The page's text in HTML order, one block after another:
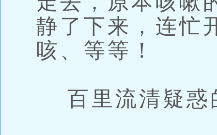
静了下来，连忙
咳、等等！
百里流清疑惑